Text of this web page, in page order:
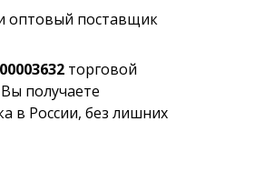
оптовый поставщик
торговой
получаете
в России, без лишних